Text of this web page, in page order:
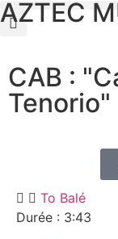
AZTEC
CAB :
Tenorio"
To Balé
Durée : 3:43